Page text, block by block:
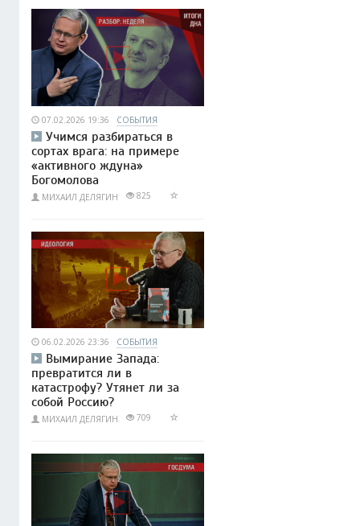
07.02.2026 19:36 СОБЫТИЯ
Учимся разбираться в
сортах врага: на примере
«активного ждуна»
Богомолова
МИХАИЛ ДЕЛЯГИН 825
06.02.2026 23:36 СОБЫТИЯ
Вымирание Запада:
превратится ли в
катастрофу? Утянет ли за
собой Россию?
МИХАИЛ ДЕЛЯГИН 709